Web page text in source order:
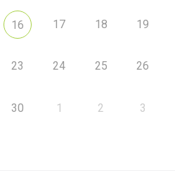
16 17 18 19
23 24 25 26
30 1 2 3